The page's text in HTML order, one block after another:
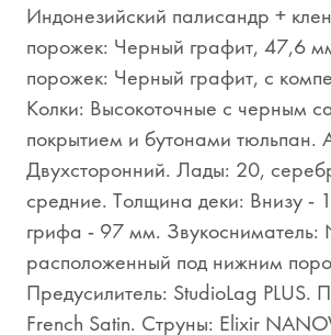
Индонезийский палисандр +
порожек: Черный графит, 47,6
порожек: Черный графит, с
Колки: Высокоточные с черным
покрытием и бутонами тюльпан.
Двухсторонний. Лады: 20,
средние. Толщина деки: Внизу -
грифа - 97 мм. Звукосниматель:
расположенный под нижним
Предусилитель: StudioLag PLUS.
French Satin. Струны: Elixir